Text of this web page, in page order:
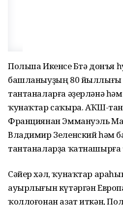
Польша Икенсе Бөтә донъя
башланыуҙың 80
тантаналарға әҙерләнә
ҡунаҡтар саҡыра. АҠШ-
Франциянан Эммануэль
Владимир Зеленский һәм
тантаналарҙа ҡатнашырға
Сәйер хәл, ҡунаҡтар
ауырлығын күтәргән
ҡоллоғонан азат иткән,